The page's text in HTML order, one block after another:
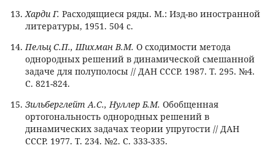
Харди Г. Расходящиеся ряды. М.: Изд-во иностранной
литературы, 1951. 504 с.
Пельц С.П., Шихман В.М. О сходимости метода
однородных решений в динамической смешанной
задаче для полуполосы // ДАН СССР. 1987. Т. 295. №4.
С. 821-824.
Зильберглейт А.С., Нуллер Б.М. Обобщенная
ортогональность однородных решений в
динамических задачах теории упругости // ДАН
СССР. 1977. Т. 234. №2. С. 333-335.